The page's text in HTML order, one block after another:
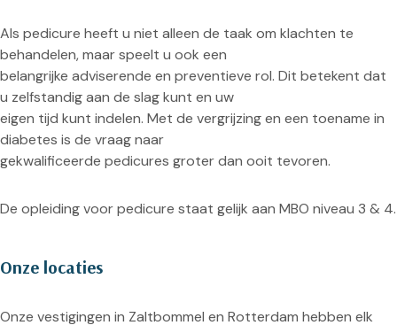
Als pedicure heeft u niet alleen de taak om klachten te
behandelen, maar speelt u ook een
belangrijke adviserende en preventieve rol. Dit betekent dat
u zelfstandig aan de slag kunt en uw
eigen tijd kunt indelen. Met de vergrijzing en een toename in
diabetes is de vraag naar
gekwalificeerde pedicures groter dan ooit tevoren.
De opleiding voor pedicure staat gelijk aan MBO niveau 3 & 4.
Onze locaties
Onze vestigingen in Zaltbommel en Rotterdam hebben elk